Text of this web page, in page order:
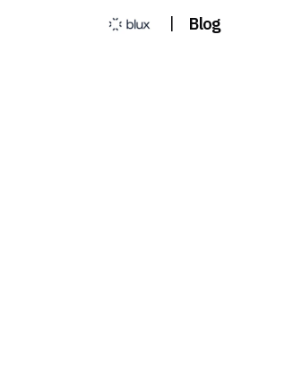
| Blog